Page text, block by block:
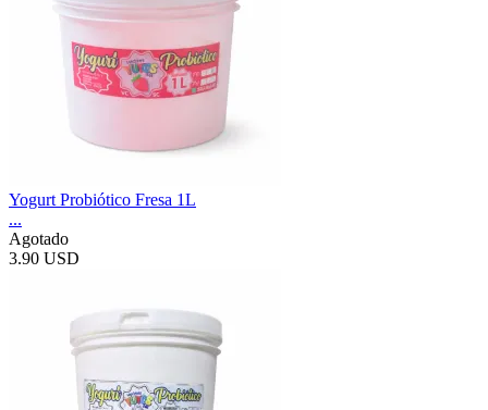
Yogurt Probiótico Fresa 1L
...
Agotado
3.90 USD